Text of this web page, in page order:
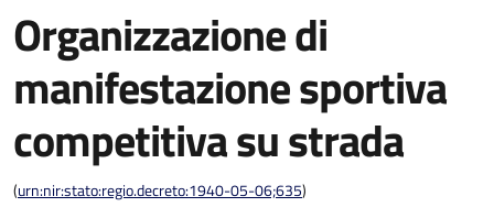
Organizzazione di
manifestazione sportiva
competitiva su strada
(urn:nir:stato:regio.decreto:1940-05-06;635)